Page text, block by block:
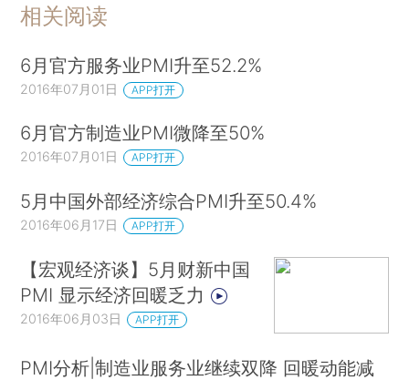
相关阅读
6月官方服务业PMI升至52.2%
2016年07月01日 APP打开
6月官方制造业PMI微降至50%
2016年07月01日 APP打开
5月中国外部经济综合PMI升至50.4%
2016年06月17日 APP打开
【宏观经济谈】5月财新中国
PMI 显示经济回暖乏力
2016年06月03日 APP打开
PMI分析|制造业服务业继续双降 回暖动能减